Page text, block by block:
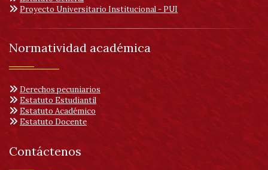
Proyecto Universitario Institucional - PUI
Normatividad académica
Derechos pecuniarios
Estatuto Estudiantil
Estatuto Académico
Estatuto Docente
Contáctenos